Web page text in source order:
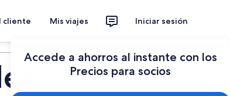
cliente Mis viajes Iniciar sesión
Accede a ahorros al instante con los
Precios para socios